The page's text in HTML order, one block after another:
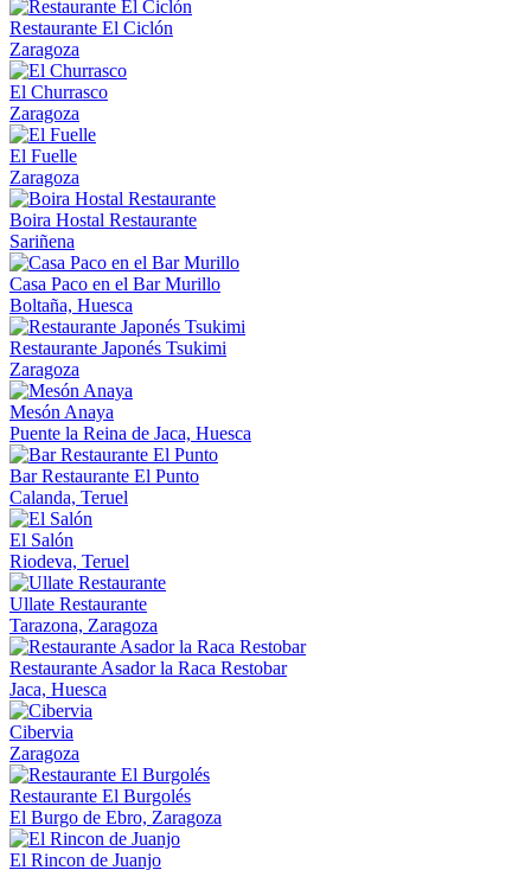
Restaurante El Ciclón
Zaragoza
El Churrasco
Zaragoza
El Fuelle
Zaragoza
Boira Hostal Restaurante
Sariñena
Casa Paco en el Bar Murillo
Boltaña, Huesca
Restaurante Japonés Tsukimi
Zaragoza
Mesón Anaya
Puente la Reina de Jaca, Huesca
Bar Restaurante El Punto
Calanda, Teruel
El Salón
Riodeva, Teruel
Ullate Restaurante
Tarazona, Zaragoza
Restaurante Asador la Raca Restobar
Jaca, Huesca
Cibervia
Zaragoza
Restaurante El Burgolés
El Burgo de Ebro, Zaragoza
El Rincon de Juanjo